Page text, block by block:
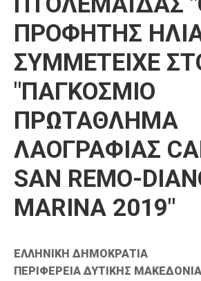
ΠΡΟΦΗΤΗΣ
ΣΥΜΜΕΤΕΙΧΕ
"ΠΑΓΚΟΣΜΙΟ
ΠΡΩΤΑΘΛΗΜΑ
ΛΑΟΓΡΑΦΙΑΣ
SAN REMO-
MARINA 2019"
ΕΛΛΗΝΙΚΗ ΔΗΜΟΚΡΑΤΙΑ
ΠΕΡΙΦΕΡΕΙΑ ΔΥΤΙΚΗΣ